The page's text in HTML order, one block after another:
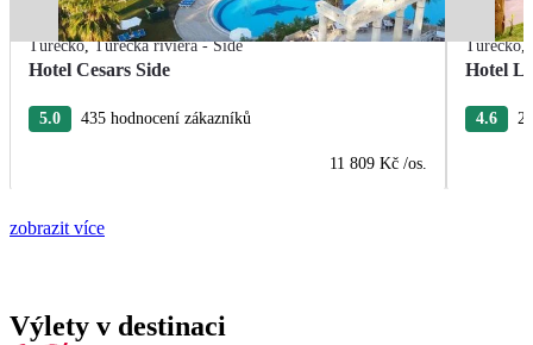
Turecko,Turecká riviéra - Side
Hotel Cesars Side
5.0 435 hodnocení zákazníků
11 809 Kč /os.
Turecko,
Hotel
4.6
zobrazit více
Výlety v destinaci